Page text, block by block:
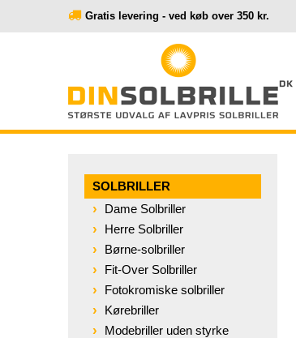
Gratis levering - ved køb over 350 kr.
SOLBRILLER
Dame Solbriller
Herre Solbriller
Børne-solbriller
Fit-Over Solbriller
Fotokromiske solbriller
Kørebriller
Modebriller uden styrke